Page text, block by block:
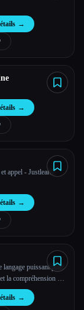
→
→
appel - Justlearn
→
langage puissant pour
la compréhension de
→